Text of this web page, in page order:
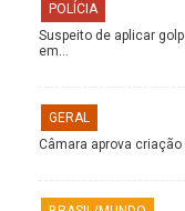
POLÍCIA
Suspeito de aplicar
em…
GERAL
Câmara aprova